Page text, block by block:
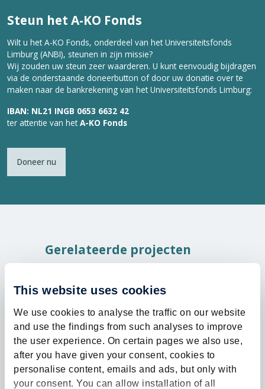
This website uses cookies
We use cookies to analyse the traffic on our website
and use the findings from such analyses to improve
the user experience. On certain pages we also use,
after you have given your consent, cookies to
personalise content, emails and ads, but only with
your consent. You can allow installation of all
Steun het A-KO Fonds
Wilt u het A-KO Fonds, onderdeel van het Universiteitsfonds
Limburg (ANBI), steunen in zijn missie?
Wij zouden uw steun zeer waarderen. U kunt eenvoudig bijdragen
via de onderstaande doneerbutton of door uw donatie over te
maken naar de bankrekening van het Universiteitsfonds Limburg:
IBAN: NL21 INGB 0653 6632 42
ter attentie van hetA-KO Fonds
Doneer nu
Gerelateerde projecten